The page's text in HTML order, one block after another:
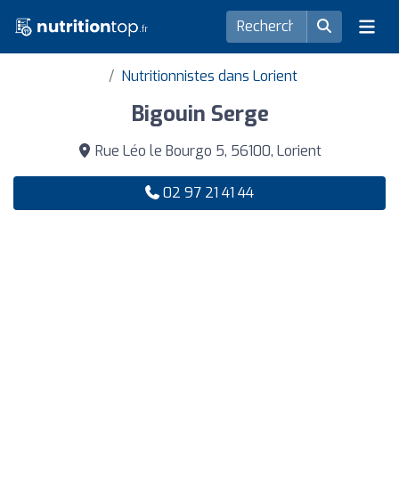
Nutritionnistes dans Lorient
Bigouin Serge
Rue Léo le Bourgo 5, 56100, Lorient
02 97 21 41 44